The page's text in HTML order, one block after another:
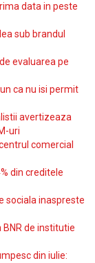
data in peste
sub brandul
evaluarea pe
ca nu isi permit
avertizeaza
uri
comercial
din creditele
sociala inaspreste
de institutie
din iulie: